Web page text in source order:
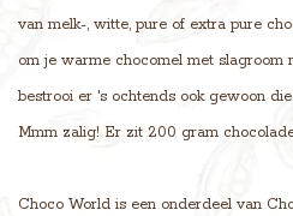
van melk-, witte, pure of extra pure
om je warme chocomel met slagroom
bestrooi er 's ochtends ook gewoon
Mmm zalig! Er zit 200 gram
Choco World is een onderdeel van